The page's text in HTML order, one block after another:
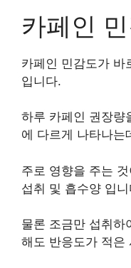
카페인
카페인 민감도가 바
입니다.
하루 카페인 권장량
에 다르게 나타나는
주로 영향을 주는
섭취 및 흡수양 입니
물론 조금만 섭취하
해도 반응도가 적은